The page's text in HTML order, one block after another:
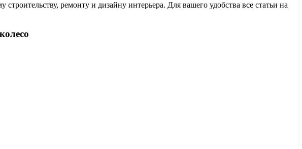
ремонту и дизайну интерьера. Для вашего удобства все статьи на